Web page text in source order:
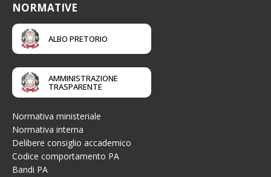
NORMATIVE
ALBO PRETORIO
AMMINISTRAZIONE
TRASPARENTE
Normativa ministeriale
Normativa interna
Delibere consiglio accademico
Codice comportamento PA
Bandi PA